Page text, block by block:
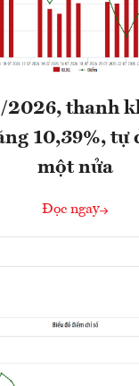
2026, thanh
10,39%, tự
một nửa
Đọc ngay